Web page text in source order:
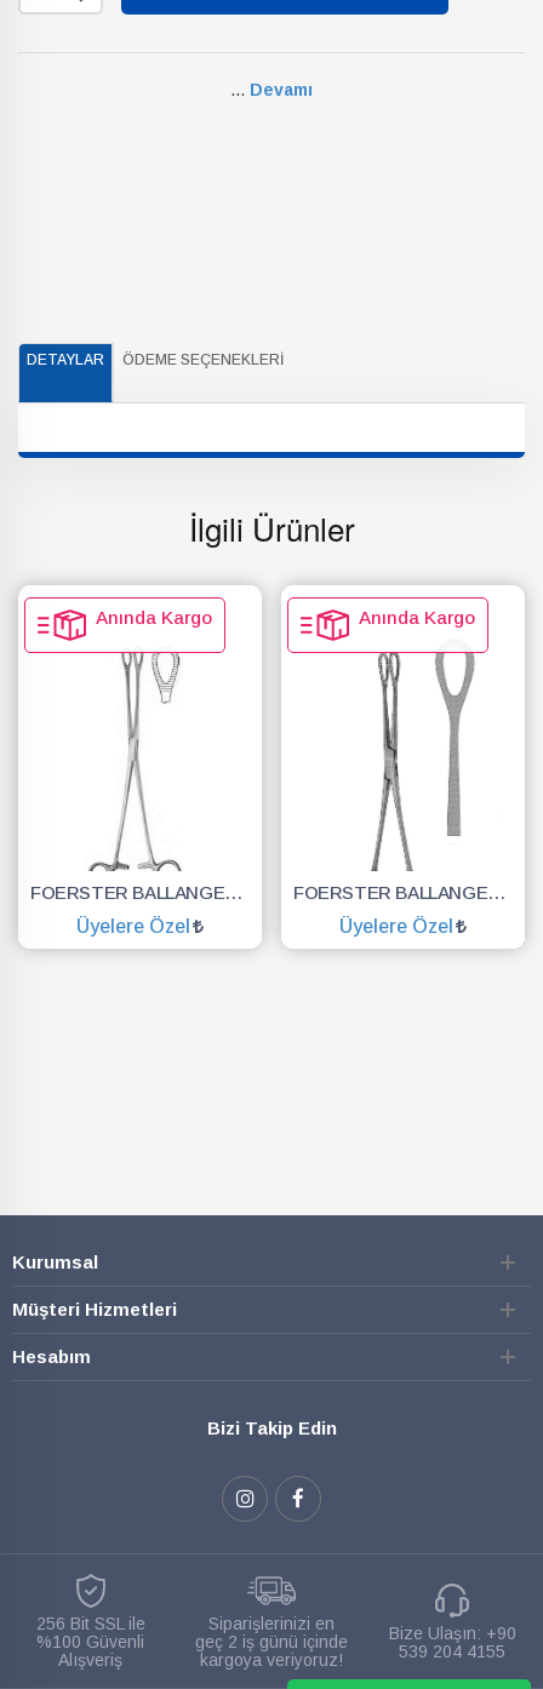
... Devamı
DETAYLAR ÖDEME SEÇENEKLERI
İlgili Ürünler
Anında Kargo
FOERSTER BALLANGER PANSUMAN PENSİ DÜZ 30CM
Üyelere Özel
Anında Kargo
FOERSTER BALLANGER KLEMP DİZSİZ DÜZ 18CM
Üyelere Özel
Kurumsal
Müşteri Hizmetleri
Hesabım
Bizi Takip Edin
256 Bit SSL ile
%100 Güvenli
Alışveriş
Siparişlerinizi en
geç 2 iş günü içinde
kargoya veriyoruz!
Bize Ulaşın: +90
539 204 4155